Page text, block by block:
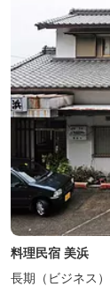
料理民宿 美浜
長期（ビジネス